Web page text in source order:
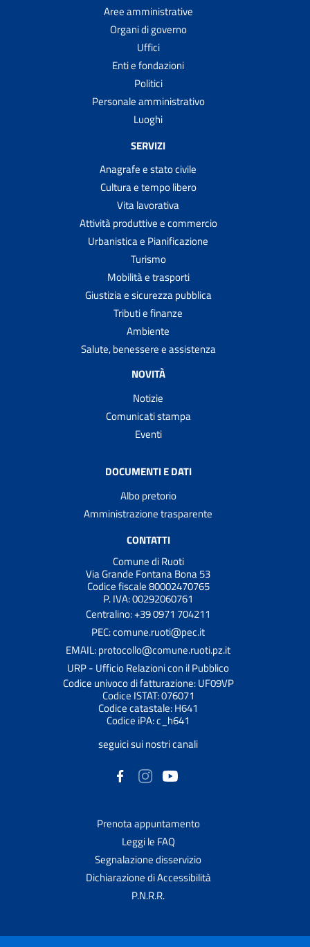
Aree amministrative
Organi di governo
Uffici
Enti e fondazioni
Politici
Personale amministrativo
Luoghi
SERVIZI
Anagrafe e stato civile
Cultura e tempo libero
Vita lavorativa
Attività produttive e commercio
Urbanistica e Pianificazione
Turismo
Mobilità e trasporti
Giustizia e sicurezza pubblica
Tributi e finanze
Ambiente
Salute, benessere e assistenza
NOVITÀ
Notizie
Comunicati stampa
Eventi
DOCUMENTI E DATI
Albo pretorio
Amministrazione trasparente
CONTATTI
Comune di Ruoti
Via Grande Fontana Bona 53
Codice fiscale 80002470765
P. IVA: 00292060761
Centralino: +39 0971 704211
PEC: comune.ruoti@pec.it
EMAIL: protocollo@comune.ruoti.pz.it
URP - Ufficio Relazioni con il Pubblico
Codice univoco di fatturazione: UF09VP
Codice ISTAT: 076071
Codice catastale: H641
Codice iPA: c_h641
seguici sui nostri canali
Prenota appuntamento
Leggi le FAQ
Segnalazione disservizio
Dichiarazione di Accessibilità
P.N.R.R.